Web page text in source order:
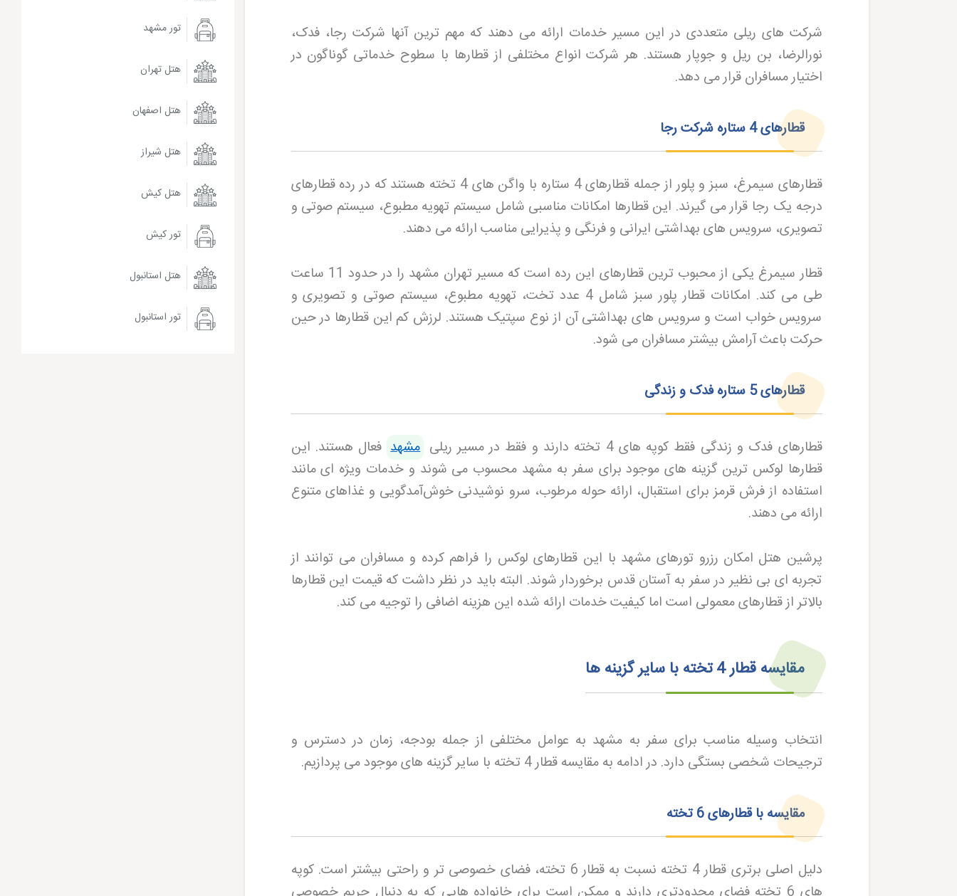
شرکت های ریلی متعددی در این مسیر خدمات ارائه می دهند که مهم ترین آنها شرکت رجا، فدک،
نورالرضا، بن ریل و جوپار هستند. هر شرکت انواع مختلفی از قطارها با سطوح خدماتی گوناگون در
اختیار مسافران قرار می دهد.
قطارهای 4 ستاره شرکت رجا
قطارهای سیمرغ، سبز و پلور از جمله قطارهای 4 ستاره با واگن های 4 تخته هستند که در رده قطارهای
درجه یک رجا قرار می گیرند. این قطارها امکانات مناسبی شامل سیستم تهویه مطبوع، سیستم صوتی و
تصویری، سرویس های بهداشتی ایرانی و فرنگی و پذیرایی مناسب ارائه می دهند.
قطار سیمرغ یکی از محبوب ترین قطارهای این رده است که مسیر تهران مشهد را در حدود 11 ساعت
طی می کند. امکانات قطار پلور سبز شامل 4 عدد تخت، تهویه مطبوع، سیستم صوتی و تصویری و
سرویس خواب است و سرویس های بهداشتی آن از نوع سپتیک هستند. لرزش کم این قطارها در حین
حرکت باعث آرامش بیشتر مسافران می شود.
قطارهای 5 ستاره فدک و زندگی
قطارهای فدک و زندگی فقط کوپه های 4 تخته دارند و فقط در مسیر ریلی مشهد فعال هستند. این
قطارها لوکس ترین گزینه های موجود برای سفر به مشهد محسوب می شوند و خدمات ویژه ای مانند
استفاده از فرش قرمز برای استقبال، ارائه حوله مرطوب، سرو نوشیدنی خوش‌آمدگویی و غذاهای متنوع
ارائه می دهند.
پرشین هتل امکان رزرو تورهای مشهد با این قطارهای لوکس را فراهم کرده و مسافران می توانند از
تجربه ای بی نظیر در سفر به آستان قدس برخوردار شوند. البته باید در نظر داشت که قیمت این قطارها
بالاتر از قطارهای معمولی است اما کیفیت خدمات ارائه شده این هزینه اضافی را توجیه می کند.
مقایسه قطار 4 تخته با سایر گزینه ها
انتخاب وسیله مناسب برای سفر به مشهد به عوامل مختلفی از جمله بودجه، زمان در دسترس و
ترجیحات شخصی بستگی دارد. در ادامه به مقایسه قطار 4 تخته با سایر گزینه های موجود می پردازیم
.
مقایسه با قطارهای 6 تخته
دلیل اصلی برتری قطار 4 تخته نسبت به قطار 6 تخته، فضای خصوصی تر و راحتی بیشتر است. کوپه
تور مشهد
هتل تهران
هتل اصفهان
هتل شیراز
هتل کیش
تور کیش
هتل استانبول
تور استانبول